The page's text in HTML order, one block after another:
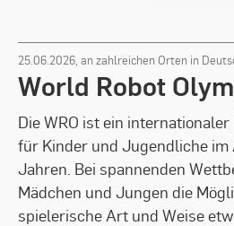
rechts
oder
Anfangsbuchstabe.
zum
Untermenüs,
vorhanden.
25.06.2026, an zahlreichen Orten in
World Robot
Die WRO ist ein
für Kinder und Jugendliche im
Jahren. Bei spannenden
Mädchen und Jungen die
spielerische Art und Weise